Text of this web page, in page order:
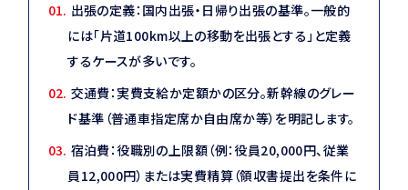
出張の定義：国内出張・日帰り出張の基準。一般的
には「片道100km以上の移動を出張とする」と定義
するケースが多いです。
交通費：実費支給か定額かの区分。新幹線のグレー
ド基準（普通車指定席か自由席か等）を明記します。
宿泊費：役職別の上限額（例：役員20,000円、従業
員12,000円）または実費精算（領収書提出を条件に